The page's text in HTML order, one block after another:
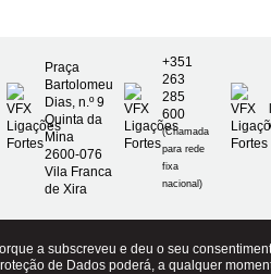
Praça
Bartolomeu
Dias, n.º 9
Quinta da
Mina
2600-076
Vila Franca
de Xira
+351
263
285
600
(Chamada
para rede
fixa
nacional)
a subscreveu e deu o seu
de Dados poderá, a qualquer